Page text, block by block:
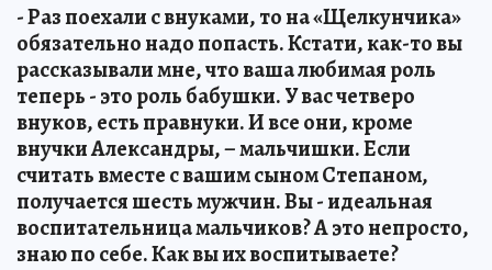
- Раз поехали с внуками, то на «Щелкунчика»
обязательно надо попасть. Кстати, как-то вы
рассказывали мне, что ваша любимая роль
теперь - это роль бабушки. У вас четверо
внуков, есть правнуки. И все они, кроме
внучки Александры, – мальчишки. Если
считать вместе с вашим сыном Степаном,
получается шесть мужчин. Вы - идеальная
воспитательница мальчиков? А это непросто,
знаю по себе. Как вы их воспитываете?